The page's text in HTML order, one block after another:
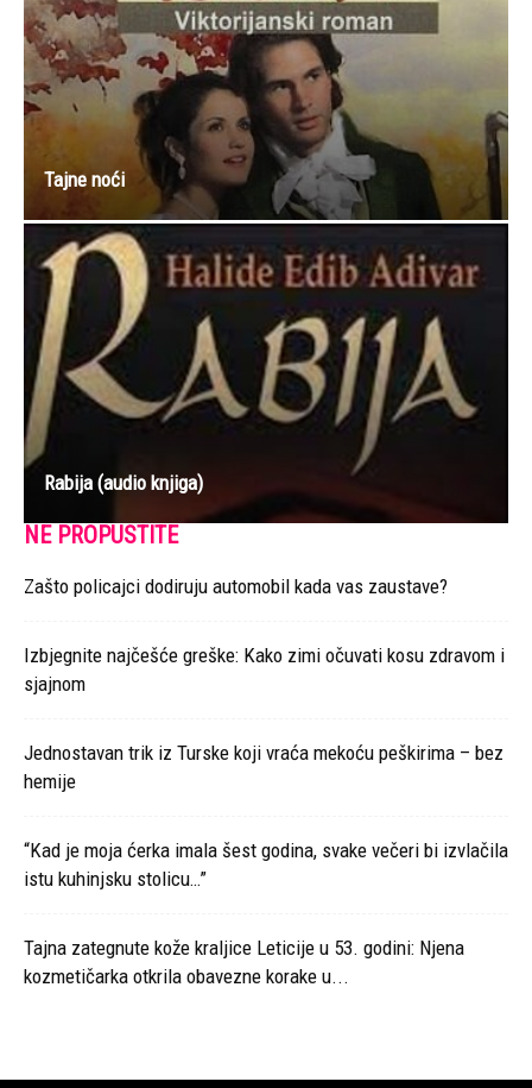
Tajne noći
Rabija (audio knjiga)
NE PROPUSTITE
Zašto policajci dodiruju automobil kada vas zaustave?
Izbjegnite najčešće greške: Kako zimi očuvati kosu zdravom i
sjajnom
Jednostavan trik iz Turske koji vraća mekoću peškirima – bez
hemije
“Kad je moja ćerka imala šest godina, svake večeri bi izvlačila
istu kuhinjsku stolicu…”
Tajna zategnute kože kraljice Leticije u 53. godini: Njena
kozmetičarka otkrila obavezne korake u...